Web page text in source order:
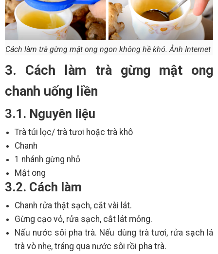
Cách làm trà gừng mật ong ngon không hề khó. Ảnh Internet
3. Cách làm trà gừng mật ong
chanh uống liền
3.1. Nguyên liệu
Trà túi lọc/ trà tươi hoặc trà khô
Chanh
1 nhánh gừng nhỏ
Mật ong
3.2. Cách làm
Chanh rửa thật sạch, cắt vài lát.
Gừng cạo vỏ, rửa sạch, cắt lát mỏng.
Nấu nước sôi pha trà. Nếu dùng trà tươi, rửa sạch lá
trà vò nhẹ, tráng qua nước sôi rồi pha trà.